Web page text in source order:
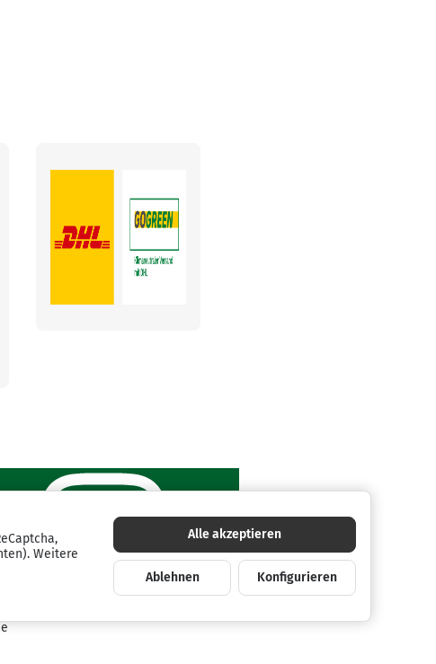
Alle akzeptieren
Ablehnen Konfigurieren
Weitere